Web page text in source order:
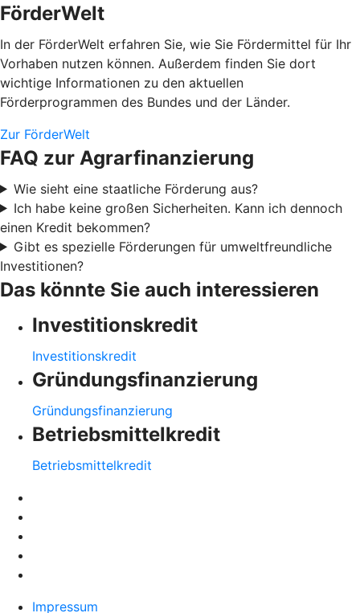
FörderWelt
In der FörderWelt erfahren Sie, wie Sie Fördermittel für Ihr
Vorhaben nutzen können. Außerdem finden Sie dort
wichtige Informationen zu den aktuellen
Förderprogrammen des Bundes und der Länder.
Zur FörderWelt
FAQ zur Agrarfinanzierung
Wie sieht eine staatliche Förderung aus?
Ich habe keine großen Sicherheiten. Kann ich dennoch
einen Kredit bekommen?
Gibt es spezielle Förderungen für umweltfreundliche
Investitionen?
Das könnte Sie auch interessieren
Investitionskredit
Investitionskredit
Gründungsfinanzierung
Gründungsfinanzierung
Betriebsmittelkredit
Betriebsmittelkredit
Impressum